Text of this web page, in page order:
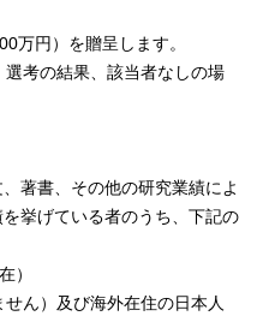
万円）を贈呈します。
考の結果、該当者なしの場
著書、その他の研究業績によ
挙げている者のうち、下記の
）
ん）及び海外在住の日本人